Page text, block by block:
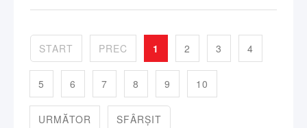
START PREC 1 2 3 4
5 6 7 8 9 10
URMĂTOR SFÂRȘIT